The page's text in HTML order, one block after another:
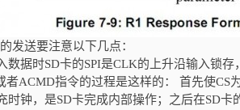
发送要注意以下几点：
据时SD卡的SPI是CLK的上升沿输入锁存
ACMD指令的过程是这样的： 首先使CS
时钟，是SD卡完成内部操作；之后在SD